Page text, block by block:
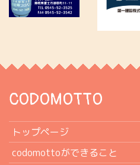
CODOMOTTO
トップページ
codomottoができること